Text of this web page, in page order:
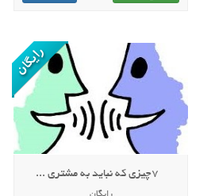
7چیزی که نباید به مشتری ...